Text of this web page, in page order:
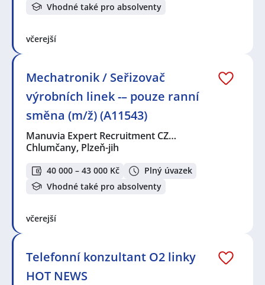
Vhodné také pro absolventy
včerejší
Mechatronik / Seřizovač
výrobních linek -– pouze ranní
směna (m/ž) (A11543)
Manuvia Expert Recruitment CZ…
Chlumčany, Plzeň-jih
40 000 – 43 000 Kč
Plný úvazek
Vhodné také pro absolventy
včerejší
Telefonní konzultant O2 linky
HOT NEWS